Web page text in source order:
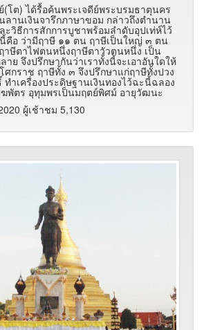
(โต) ได้รื้อค้นพระเจดีย์พระบรมธาตุนคร
านเงินจารึกภาษาขอม กล่าวถึงตำนาน
ะวิธีการสักการบูชาพร้อมลำดับอุปเท่ห์ไว้
คือ ว่ามีฤาษี ๑๑ ตน ฤาษีเป็นใหญ่ ๓ ตน
าษีตาไฟตนหนึ่งฤาษีตาวัวตนหนึ่ง เป็น
ย จึงปรึกษากันว่าเราทั้งนี้จะเอาอันใดให้
ศกราช ฤาษีทั้ง ๓ จึงปรึกษาแก่ฤาษีทั้งปวง
ทำเครื่องประดิษฐานเงินทองไว้ฉะนี้ฉลอง
ฆพัตร อุทุมพรเป็นมฤตย์พิศม์ อายุวัฒนะ
ผู้เช้าชม 5,130